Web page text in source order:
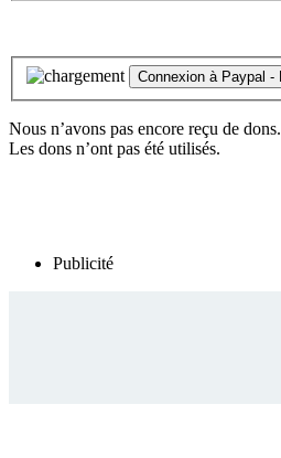
Nous n’avons pas encore reçu de dons.
Les dons n’ont pas été utilisés.
Publicité